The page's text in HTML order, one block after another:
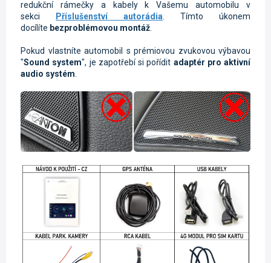
redukční rámečky a kabely k Vašemu automobilu v
sekci
Příslušenství autorádia . Tímto úkonem
docílíte bezproblémovou montáž
Pokud vlastníte automobil s prémiovou zvukovou výbavou
"Sound system", je zapotřebí si pořídit adaptér pro aktivní
audio systém